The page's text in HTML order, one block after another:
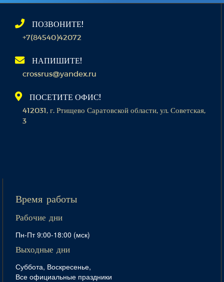
ПОЗВОНИТЕ!
+7(84540)42072
НАПИШИТЕ!
crossrus@yandex.ru
ПОСЕТИТЕ ОФИС!
412031, г. Ртищево Саратовской области, ул. Советская,
3
Время работы
Рабочие дни
Пн-Пт 9:00-18:00 (мск)
Выходные дни
Суббота, Воскресенье,
Все официальные праздники